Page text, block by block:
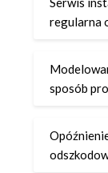
regularna
sposób